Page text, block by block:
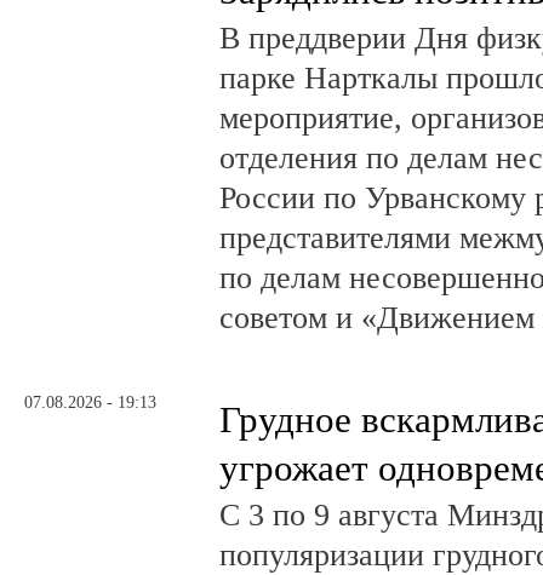
В преддверии Дня
парке Нарткалы
мероприятие,
отделения по делам
России по Урванскому
представителями
по делам
советом и
07.08.2026 - 19:13
Грудное
угрожает
С 3 по 9 августа
популяризации